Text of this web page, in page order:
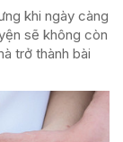
khi ngày càng
sẽ không còn
trở thành bài